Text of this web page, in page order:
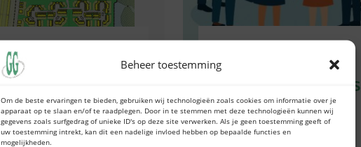
Beheer toestemming
Om de beste ervaringen te bieden, gebruiken wij technologieën zoals cookies om informatie over je
apparaat op te slaan en/of te raadplegen. Door in te stemmen met deze technologieën kunnen wij
gegevens zoals surfgedrag of unieke ID's op deze site verwerken. Als je geen toestemming geeft of
uw toestemming intrekt, kan dit een nadelige invloed hebben op bepaalde functies en
mogelijkheden.
Infobulletin
Uitslag enquête
InfoBulletin
Hoe belangrijk is
de openbare
ruimte?